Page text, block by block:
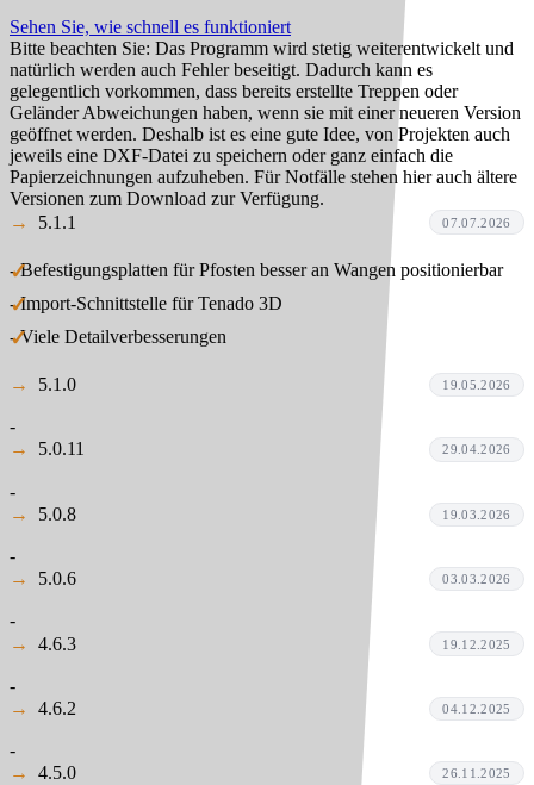
Sehen Sie, wie schnell es funktioniert
Bitte beachten Sie: Das Programm wird stetig weiterentwickelt und
natürlich werden auch Fehler beseitigt. Dadurch kann es
gelegentlich vorkommen, dass bereits erstellte Treppen oder
Geländer Abweichungen haben, wenn sie mit einer neueren Version
geöffnet werden. Deshalb ist es eine gute Idee, von Projekten auch
jeweils eine DXF-Datei zu speichern oder ganz einfach die
Papierzeichnungen aufzuheben. Für Notfälle stehen hier auch ältere
Versionen zum Download zur Verfügung.
5.1.1
07.07.2026
- Befestigungsplatten für Pfosten besser an Wangen positionierbar
- Import-Schnittstelle für Tenado 3D
- Viele Detailverbesserungen
5.1.0 19.05.2026
-
5.0.11
29.04.2026
-
5.0.8
19.03.2026
-
5.0.6
03.03.2026
-
4.6.3
19.12.2025
-
4.6.2
04.12.2025
-
4.5.0
26.11.2025